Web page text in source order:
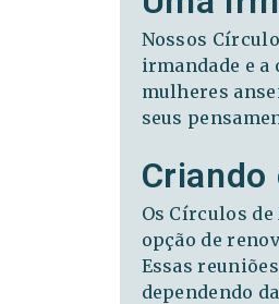
Nossos
irmandade e a
mulheres
seus
Os Círculos
opção de
Essas
dependendo